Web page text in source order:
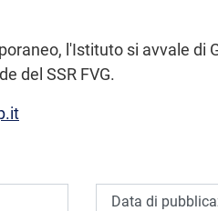
l'Istituto si avvale di
del SSR FVG.
Ordina per